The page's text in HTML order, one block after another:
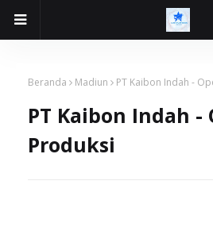
Beranda Madiun PT Kaibon Indah -
PT Kaibon Indah -
Produksi